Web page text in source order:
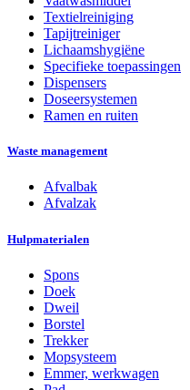
Textielreiniging
Tapijtreiniger
Lichaamshygiëne
Specifieke toepassingen
Dispensers
Doseersystemen
Ramen en ruiten
Waste management
Afvalbak
Afvalzak
Hulpmaterialen
Spons
Doek
Dweil
Borstel
Trekker
Mopsysteem
Emmer, werkwagen